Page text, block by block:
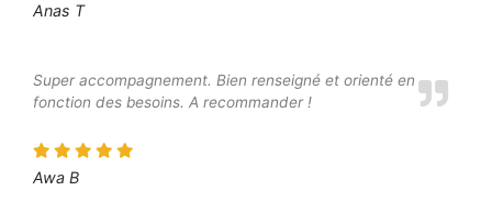
Anas T
Super accompagnement. Bien renseigné et orienté en
fonction des besoins. A recommander !
Awa B